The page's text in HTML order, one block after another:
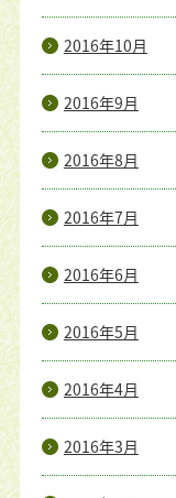
2016年10月
2016年9月
2016年8月
2016年7月
2016年6月
2016年5月
2016年4月
2016年3月